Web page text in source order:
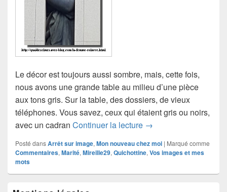
Le décor est toujours aussi sombre, mais, cette fois,
nous avons une grande table au milieu d’une pièce
aux tons gris. Sur la table, des dossiers, de vieux
téléphones. Vous savez, ceux qui étaient gris ou noirs,
avec un cadran Continuer la lecture L’enquête (2)
→
Posté dansArrêt sur image, Mon nouveau chez moi | Marqué comme
Commentaires, Marité, Mireille29, Quichottine, Vos images et mes
mots